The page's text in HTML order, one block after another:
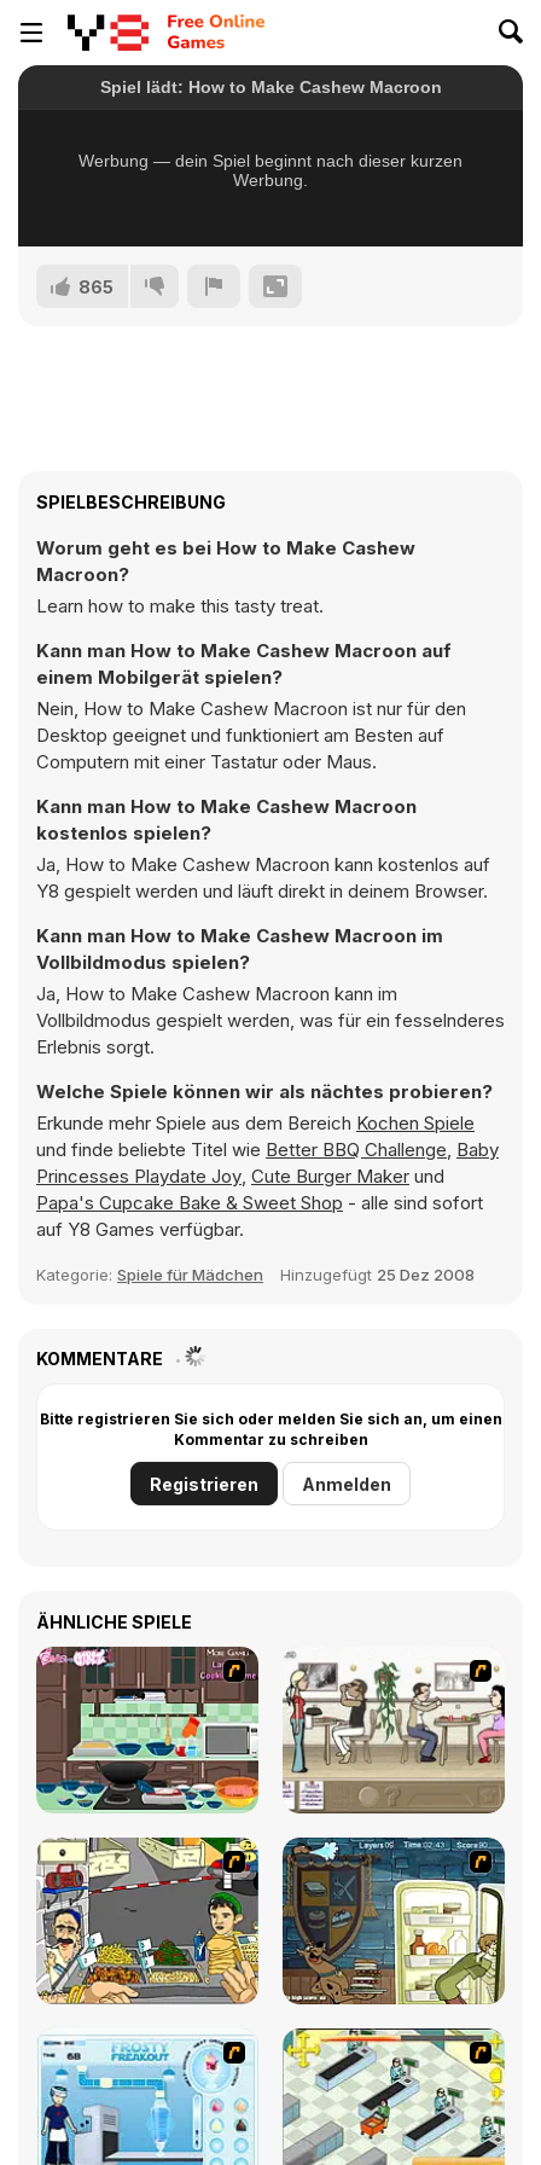
865
SPIELBESCHREIBUNG
Worum geht es bei How to Make Cashew
Macroon?
Learn how to make this tasty treat.
Kann man How to Make Cashew Macroon auf
einem Mobilgerät spielen?
Nein, How to Make Cashew Macroon ist nur für den
Desktop geeignet und funktioniert am Besten auf
Computern mit einer Tastatur oder Maus.
Kann man How to Make Cashew Macroon
kostenlos spielen?
Ja, How to Make Cashew Macroon kann kostenlos auf
Y8 gespielt werden und läuft direkt in deinem Browser.
Kann man How to Make Cashew Macroon im
Vollbildmodus spielen?
Ja, How to Make Cashew Macroon kann im
Vollbildmodus gespielt werden, was für ein fesselnderes
Erlebnis sorgt.
Welche Spiele können wir als nächtes probieren?
Erkunde mehr Spiele aus dem Bereich Kochen Spiele
und finde beliebte Titel wie Better BBQ Challenge, Baby
Princesses Playdate Joy, Cute Burger Maker und
Papa's Cupcake Bake & Sweet Shop - alle sind sofort
auf Y8 Games verfügbar.
Kategorie: Spiele für Mädchen Hinzugefügt 25 Dez 2008
KOMMENTARE
Bitte registrieren Sie sich oder melden Sie sich an, um einen
Kommentar zu schreiben
Registrieren Anmelden
ÄHNLICHE SPIELE